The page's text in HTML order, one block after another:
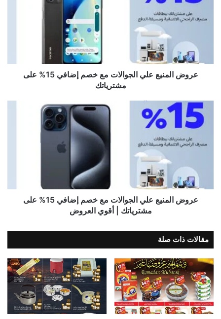
عروض المنيع علي الجوالات مع خصم إضافي 15% على
مشترياتك
عروض المنيع علي الجوالات مع خصم إضافي 15% على
مشترياتك | أقوي العروض
مقالات ذات صلة